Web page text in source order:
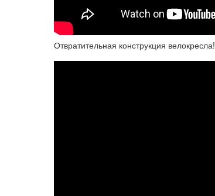
Отвратительная конструкция велокресла!